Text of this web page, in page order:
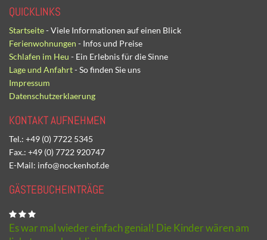
QUICKLINKS
Startseite- Viele Informationen auf einen Blick
Ferienwohnungen - Infos und Preise
Schlafen im Heu - Ein Erlebnis für die Sinne
Lage und Anfahrt- So finden Sie uns
Impressum
Datenschutzerklaerung
KONTAKT AUFNEHMEN
Tel.: +49 (0) 7722 5345
Fax.: +49 (0) 7722 920747
E-Mail: info@nockenhof.de
GÄSTEBUCHEINTRÄGE
Es war mal wieder einfach genial! Die Kinder wären am